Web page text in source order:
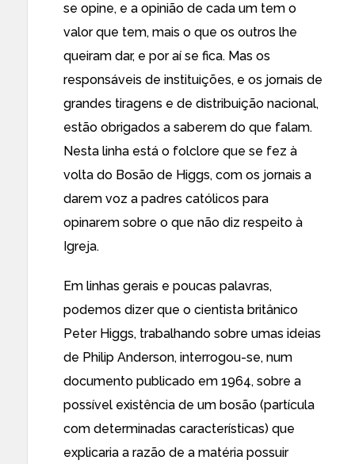
se opine, e a opinião de cada um tem o
valor que tem, mais o que os outros lhe
queiram dar, e por aí se fica. Mas os
responsáveis de instituições, e os jornais de
grandes tiragens e de distribuição nacional,
estão obrigados a saberem do que falam.
Nesta linha está o folclore que se fez à
volta do Bosão de Higgs, com os jornais a
darem voz a padres católicos para
opinarem sobre o que não diz respeito à
Igreja.
Em linhas gerais e poucas palavras,
podemos dizer que o cientista britânico
Peter Higgs, trabalhando sobre umas ideias
de Philip Anderson, interrogou-se, num
documento publicado em 1964, sobre a
possível existência de um bosão (partícula
com determinadas características) que
explicaria a razão de a matéria possuir